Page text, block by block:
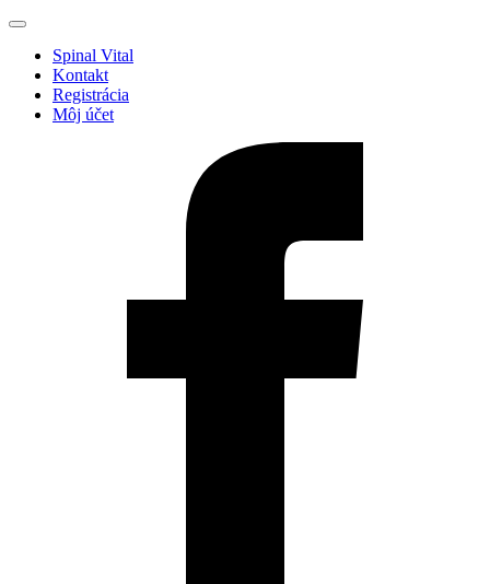
Spinal Vital
Kontakt
Registrácia
Môj účet